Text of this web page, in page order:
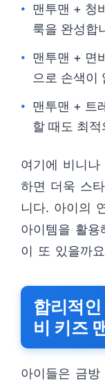
맨투맨 + 청
룩을 완성합
맨투맨 + 면
으로 손색이
맨투맨 + 트
할 때도 최
여기에 비니
하면 더욱 스
니다. 아이의
아이템을 활
이 또 있을까
합리적
비 키즈
아이들은 금